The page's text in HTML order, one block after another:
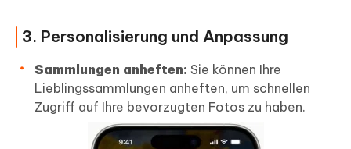
3. Personalisierung und Anpassung
Sammlungen anheften: Sie können Ihre
Lieblingssammlungen anheften, um schnellen
Zugriff auf Ihre bevorzugten Fotos zu haben.